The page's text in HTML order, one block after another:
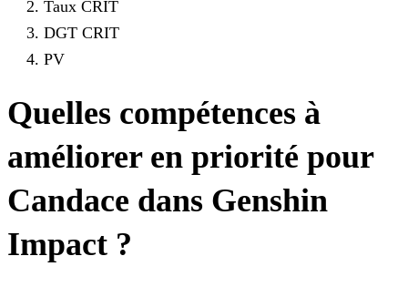
Taux CRIT
DGT CRIT
PV
Quelles compétences à
améliorer en priorité pour
Candace dans Genshin
Impact ?